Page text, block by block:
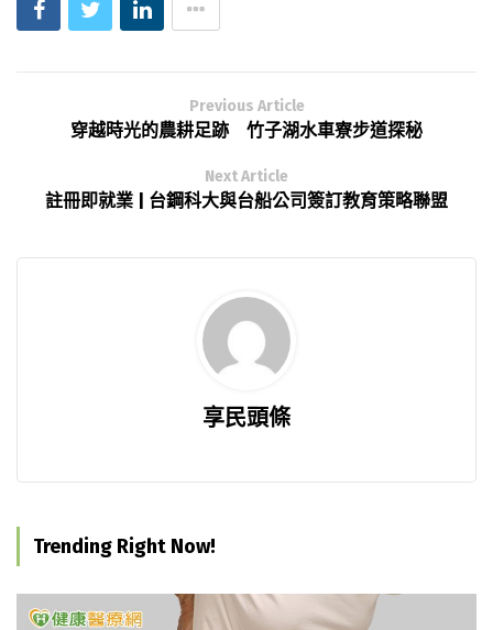
Previous Article
穿越時光的農耕足跡 竹子湖水車寮步道探秘
Next Article
註冊即就業 | 台鋼科大與台船公司簽訂教育策略聯盟
享民頭條
Trending Right Now!